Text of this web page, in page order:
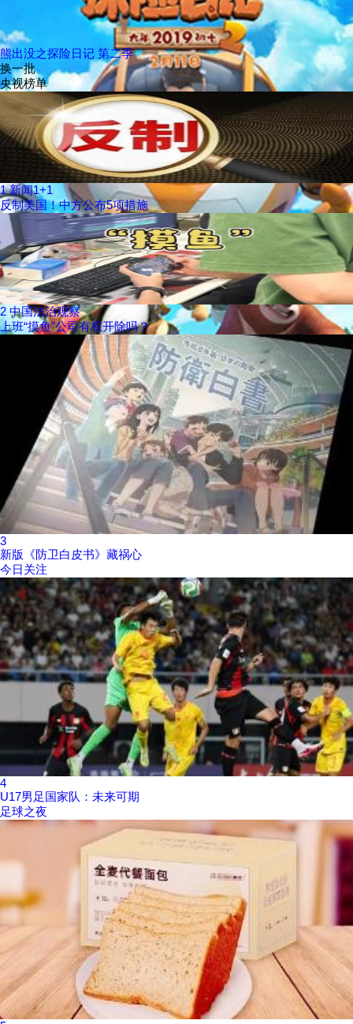
熊出没之探险日记 第二季
换一批
央视榜单
1 新闻1+1
反制美国！中方公布5项措施
2 中国法治观察
上班“摸鱼”公司有权开除吗？
3
新版《防卫白皮书》藏祸心
今日关注
4
U17男足国家队：未来可期
足球之夜